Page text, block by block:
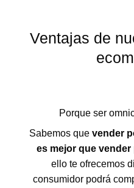
Ventajas de
Porque ser
Sabemos que vender
es mejor que
ello te ofrecemos
consumidor podrá